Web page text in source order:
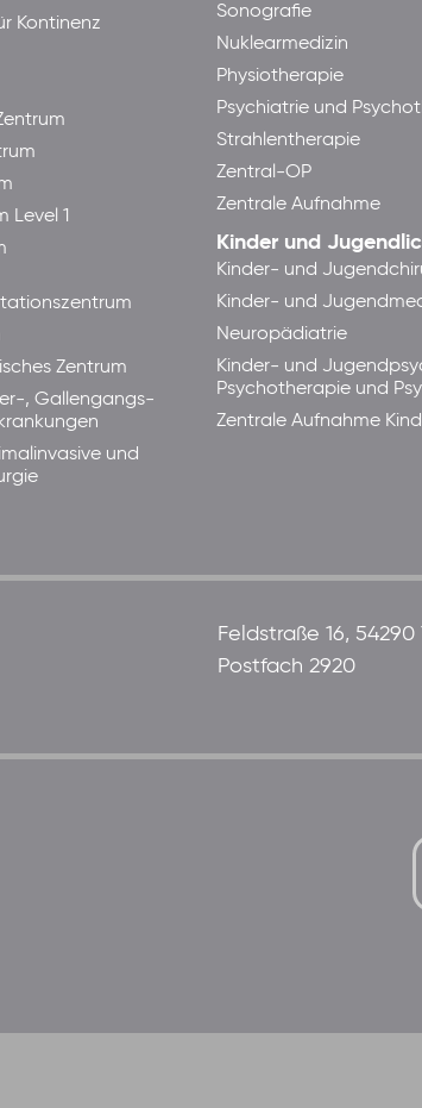
Kontinenz
Level 1
Zentrum
, Gallengangs-
und
Sonografie
Nuklearmedizin
Physiotherapie
Psychiatrie und
Strahlentherapie
Zentral-OP
Zentrale Aufnahme
Kinder und
Kinder- und
Kinder- und
Neuropädiatrie
Kinder- und
Psychotherapie und
Zentrale Aufnahme
Feldstraße 16, 54290
Postfach 2920